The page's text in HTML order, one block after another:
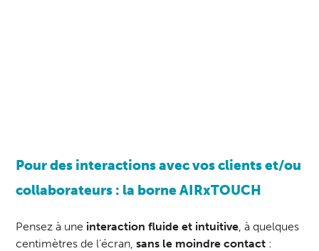
Pour des interactions avec vos clients et/ou
collaborateurs : la borne AIRxTOUCH
Pensez à une interaction fluide et intuitive , à quelques
centimètres de l'écran,sans le moindre contact :